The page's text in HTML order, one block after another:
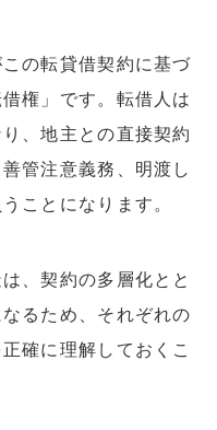
の転貸借契約に基づ
権」です。転借人は
、地主との直接契約
管注意義務、明渡し
ことになります。
、契約の多層化とと
るため、それぞれの
確に理解しておくこ